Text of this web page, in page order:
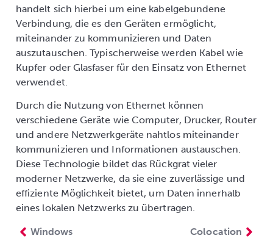
handelt sich hierbei um eine kabelgebundene
Verbindung, die es den Geräten ermöglicht,
miteinander zu kommunizieren und Daten
auszutauschen. Typischerweise werden Kabel wie
Kupfer oder Glasfaser für den Einsatz von Ethernet
verwendet.
Durch die Nutzung von Ethernet können
verschiedene Geräte wie Computer, Drucker, Router
und andere Netzwerkgeräte nahtlos miteinander
kommunizieren und Informationen austauschen.
Diese Technologie bildet das Rückgrat vieler
moderner Netzwerke, da sie eine zuverlässige und
effiziente Möglichkeit bietet, um Daten innerhalb
eines lokalen Netzwerks zu übertragen.
Windows Colocation